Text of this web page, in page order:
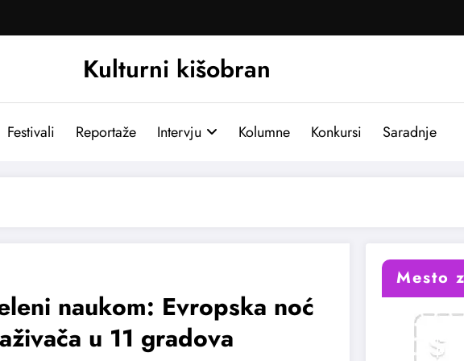
Kulturni kišobran
Festivali Reportaže Intervju Kolumne Konkursi Saradnje
naukom: Evropska noć
u 11 gradova
Mesto